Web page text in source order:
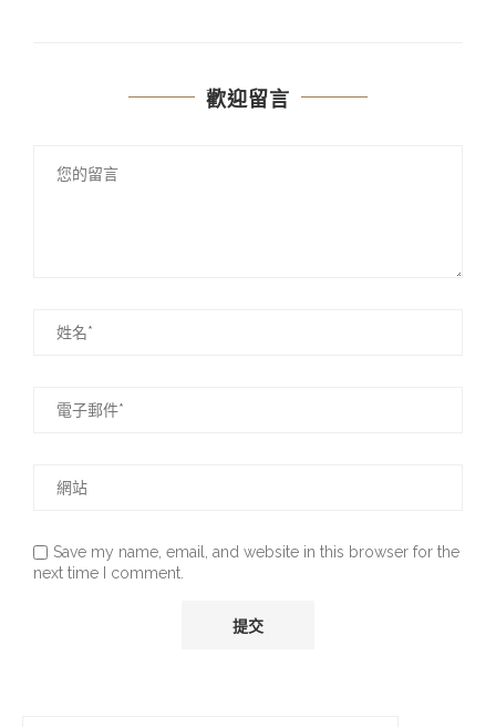
歡迎留言
Save my name, email, and website in this browser for the
next time I comment.